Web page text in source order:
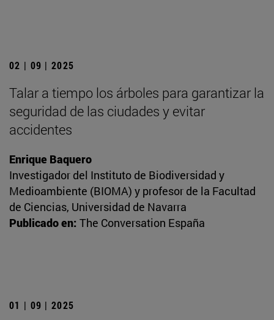
02 | 09 | 2025
Talar a tiempo los árboles para garantizar la
seguridad de las ciudades y evitar
accidentes
Enrique Baquero
Investigador del Instituto de Biodiversidad y
Medioambiente (BIOMA) y profesor de la Facultad
de Ciencias, Universidad de Navarra
Publicado en: The Conversation España
01 | 09 | 2025